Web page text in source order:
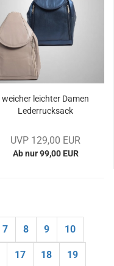
wei­cher leich­ter Damen
Le­der­ruck­sack
UVP 129,00 EUR
Ab nur 99,00 EUR
7 8 9 10
17 18 19